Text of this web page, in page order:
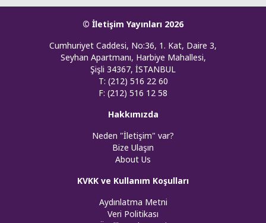
© İletişim Yayınları 2026
Cumhuriyet Caddesi, No:36, 1. Kat, Daire 3,
Seyhan Apartmanı, Harbiye Mahallesi,
Şişli 34367, İSTANBUL
T: (212) 516 22 60
F: (212) 516 12 58
Hakkımızda
Neden "İletişim" var?
Bize Ulaşın
About Us
KVKK ve Kullanım Koşulları
Aydınlatma Metni
Veri Politikası